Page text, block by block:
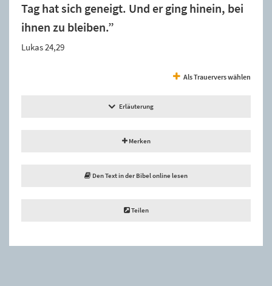
Tag hat sich geneigt. Und er ging hinein, bei
ihnen zu bleiben.”
Lukas 24,29
Als Trauervers wählen
Erläuterung
Merken
Den Text in der Bibel online lesen
Teilen